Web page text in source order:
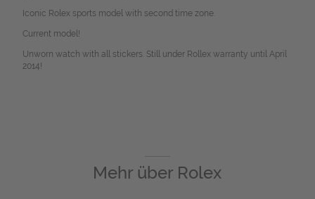
Iconic Rolex sports model with second time zone.
Current model!
Unworn watch with all stickers. Still under Rollex warranty until April
2014!
Mehr über Rolex